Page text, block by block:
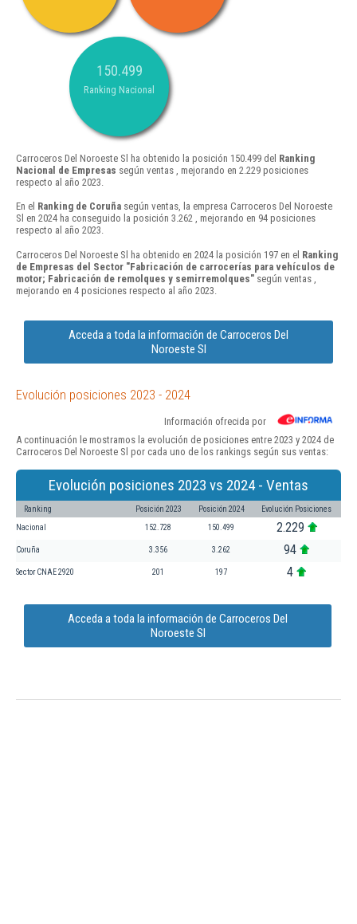
150.499
Ranking Nacional
Carroceros Del Noroeste Sl ha obtenido la posición 150.499 del Ranking
Nacional de Empresas según ventas , mejorando en 2.229 posiciones
respecto al año 2023.
En el Ranking de Coruña según ventas, la empresa Carroceros Del Noroeste
Sl en 2024 ha conseguido la posición 3.262 , mejorando en 94 posiciones
respecto al año 2023.
Carroceros Del Noroeste Sl ha obtenido en 2024 la posición 197 en el Ranking
de Empresas del Sector "Fabricación de carrocerías para vehículos de
motor; Fabricación de remolques y semirremolques" según ventas ,
mejorando en 4 posiciones respecto al año 2023.
Acceda a toda la información de Carroceros Del
Noroeste Sl
Evolución posiciones 2023 - 2024
Información ofrecida por
A continuación le mostramos la evolución de posiciones entre 2023 y 2024 de
Carroceros Del Noroeste Sl por cada uno de los rankings según sus ventas:
Evolución posiciones 2023 vs 2024 - Ventas
Ranking Posición 2023 Posición 2024 Evolución Posiciones
Nacional 152.728 150.499 2.229
Coruña 3.356 3.262 94
Sector CNAE 2920 201 197 4
Acceda a toda la información de Carroceros Del
Noroeste Sl